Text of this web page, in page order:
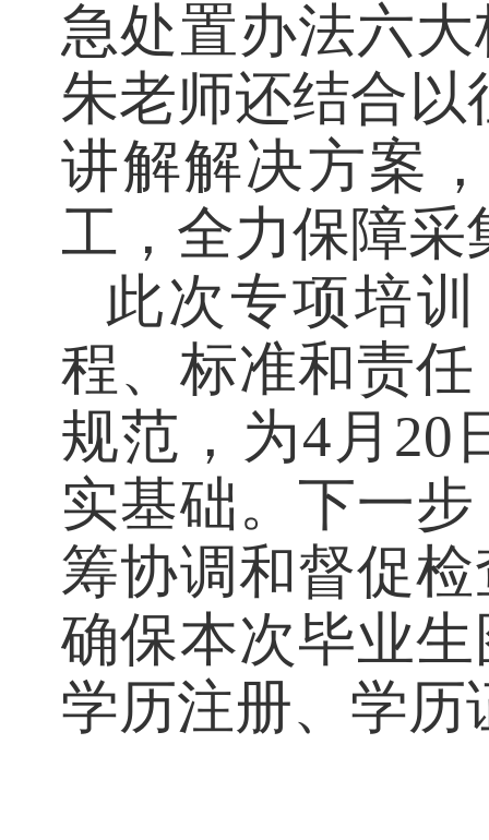
点安排、现场
急处置办法六
朱老师还结合
讲解解决方案
工，全力保障
此次专项培
程、标准和责
规范，为4月
实基础。下一
筹协调和督促
确保本次毕业